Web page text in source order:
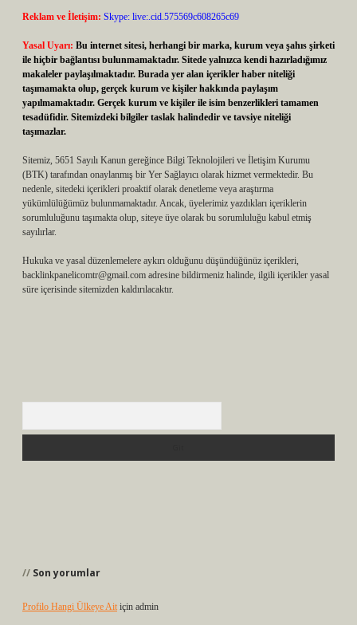
Reklam ve İletişim: Skype: live:.cid.575569c608265c69
Yasal Uyarı: Bu internet sitesi, herhangi bir marka, kurum veya şahıs şirketi
ile hiçbir bağlantısı bulunmamaktadır. Sitede yalnızca kendi hazırladığımız
makaleler paylaşılmaktadır. Burada yer alan içerikler haber niteliği
taşımamakta olup, gerçek kurum ve kişiler hakkında paylaşım
yapılmamaktadır. Gerçek kurum ve kişiler ile isim benzerlikleri tamamen
tesadüfidir. Sitemizdeki bilgiler taslak halindedir ve tavsiye niteliği
taşımazlar.
Sitemiz, 5651 Sayılı Kanun gereğince Bilgi Teknolojileri ve İletişim Kurumu
(BTK) tarafından onaylanmış bir Yer Sağlayıcı olarak hizmet vermektedir. Bu
nedenle, sitedeki içerikleri proaktif olarak denetleme veya araştırma
yükümlülüğümüz bulunmamaktadır. Ancak, üyelerimiz yazdıkları içeriklerin
sorumluluğunu taşımakta olup, siteye üye olarak bu sorumluluğu kabul etmiş
sayılırlar.
Hukuka ve yasal düzenlemelere aykırı olduğunu düşündüğünüz içerikleri,
backlinkpanelicomtr@gmail.com adresine bildirmeniz halinde, ilgili içerikler yasal
süre içerisinde sitemizden kaldırılacaktır.
Son yorumlar
Profilo Hangi Ülkeye Ait için admin